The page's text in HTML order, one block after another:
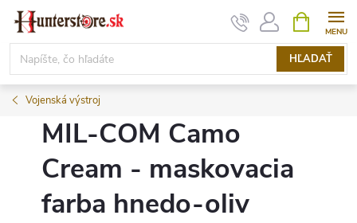
Prejsť
obsah
HĽADAŤ
KOŠÍK
Vojenská výstroj
MIL-COM Camo
Cream - maskovacia
farba hnedo-oliv